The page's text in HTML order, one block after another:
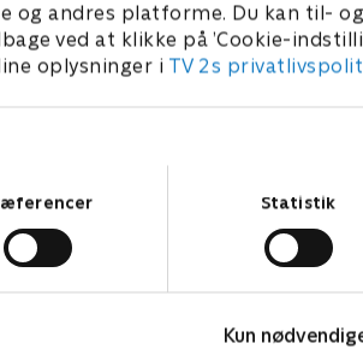
andres platforme. Du kan til-
ved at klikke på ’Cookie-
oplysninger i TV 2s
Statistik
Kun